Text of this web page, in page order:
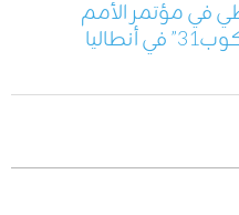
في مؤتمر الأمم